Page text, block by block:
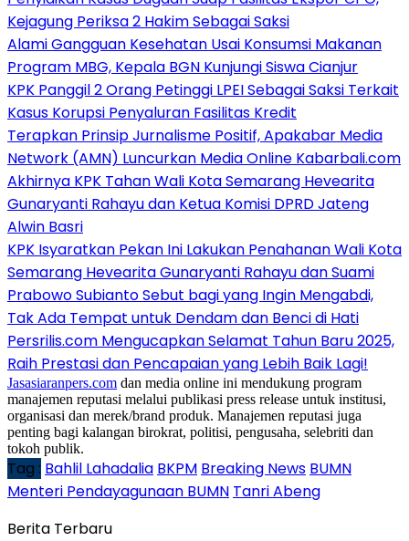
Kejagung Periksa 2 Hakim Sebagai Saksi
Alami Gangguan Kesehatan Usai Konsumsi Makanan
Program MBG, Kepala BGN Kunjungi Siswa Cianjur
KPK Panggil 2 Orang Petinggi LPEI Sebagai Saksi Terkait
Kasus Korupsi Penyaluran Fasilitas Kredit
Terapkan Prinsip Jurnalisme Positif, Apakabar Media
Network (AMN) Luncurkan Media Online Kabarbali.com
Akhirnya KPK Tahan Wali Kota Semarang Hevearita
Gunaryanti Rahayu dan Ketua Komisi DPRD Jateng
Alwin Basri
KPK Isyaratkan Pekan Ini Lakukan Penahanan Wali Kota
Semarang Hevearita Gunaryanti Rahayu dan Suami
Prabowo Subianto Sebut bagi yang Ingin Mengabdi,
Tak Ada Tempat untuk Dendam dan Benci di Hati
Persrilis.com Mengucapkan Selamat Tahun Baru 2025,
Raih Prestasi dan Pencapaian yang Lebih Baik Lagi!
Jasasiaranpers.com dan media online ini mendukung program
manajemen reputasi melalui publikasi press release untuk institusi,
organisasi dan merek/brand produk. Manajemen reputasi juga
penting bagi kalangan birokrat, politisi, pengusaha, selebriti dan
tokoh publik.
Tag : Bahlil Lahadalia BKPM Breaking News BUMN
Menteri Pendayagunaan BUMN Tanri Abeng
Berita Terbaru